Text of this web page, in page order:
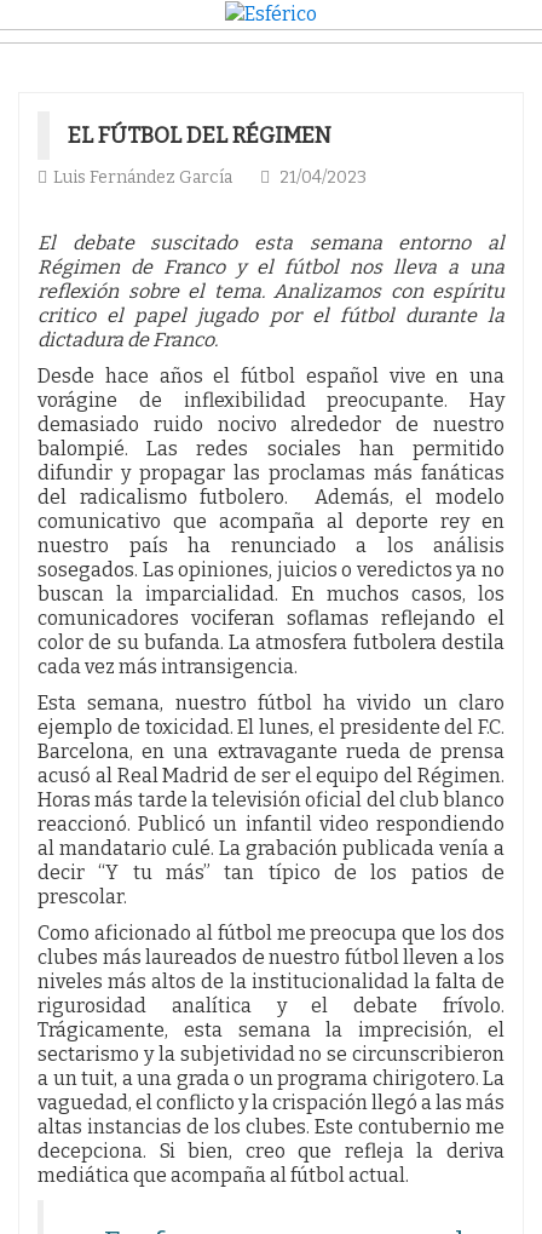
EL FÚTBOL DEL RÉGIMEN
Luis Fernández García 21/04/2023
El debate suscitado esta semana entorno al
Régimen de Franco y el fútbol nos lleva a una
reflexión sobre el tema. Analizamos con espíritu
critico el papel jugado por el fútbol durante la
dictadura de Franco.
Desde hace años el fútbol español vive en una
vorágine de inflexibilidad preocupante. Hay
demasiado ruido nocivo alrededor de nuestro
balompié. Las redes sociales han permitido
difundir y propagar las proclamas más fanáticas
del radicalismo futbolero. Además, el modelo
comunicativo que acompaña al deporte rey en
nuestro país ha renunciado a los análisis
sosegados. Las opiniones, juicios o veredictos ya no
buscan la imparcialidad. En muchos casos, los
comunicadores vociferan soflamas reflejando el
color de su bufanda. La atmosfera futbolera destila
cada vez más intransigencia.
Esta semana, nuestro fútbol ha vivido un claro
ejemplo de toxicidad. El lunes, el presidente del F.C.
Barcelona, en una extravagante rueda de prensa
acusó al Real Madrid de ser el equipo del Régimen.
Horas más tarde la televisión oficial del club blanco
reaccionó. Publicó un infantil video respondiendo
al mandatario culé. La grabación publicada venía a
decir “Y tu más” tan típico de los patios de
prescolar.
Como aficionado al fútbol me preocupa que los dos
clubes más laureados de nuestro fútbol lleven a los
niveles más altos de la institucionalidad la falta de
rigurosidad analítica y el debate frívolo.
Trágicamente, esta semana la imprecisión, el
sectarismo y la subjetividad no se circunscribieron
a un tuit, a una grada o un programa chirigotero. La
vaguedad, el conflicto y la crispación llegó a las más
altas instancias de los clubes. Este contubernio me
decepciona. Si bien, creo que refleja la deriva
mediática que acompaña al fútbol actual.